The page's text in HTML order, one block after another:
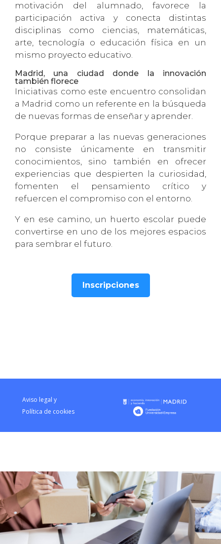
motivación del alumnado, favorece la
participación activa y conecta distintas
disciplinas como ciencias, matemáticas,
arte, tecnología o educación física en un
mismo proyecto educativo.
Madrid, una ciudad donde la innovación
también florece
Iniciativas como este encuentro consolidan
a Madrid como un referente en la búsqueda
de nuevas formas de enseñar y aprender.
Porque preparar a las nuevas generaciones
no consiste únicamente en transmitir
conocimientos, sino también en ofrecer
experiencias que despierten la curiosidad,
fomenten el pensamiento crítico y
refuercen el compromiso con el entorno.
Y en ese camino, un huerto escolar puede
convertirse en uno de los mejores espacios
para sembrar el futuro.
Inscripciones
Aviso legal y
Política de cookies